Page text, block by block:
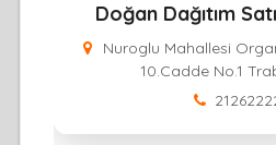
Doğan Dağıtım
Nuroglu Mahallesi
10.Cadde No.1